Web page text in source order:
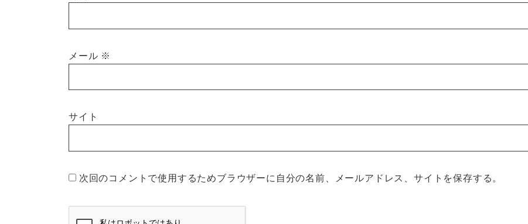
メール ※
サイト
次回のコメントで使用するためブラウザーに自分の名前、メールアドレス、サイトを保存する。